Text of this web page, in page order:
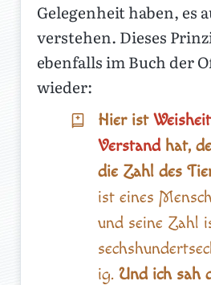
Gelegenheit haben, es
verstehen. Dieses
ebenfalls im Buch der
wieder:
Hier ist
Verstandhat,
die Zahl des
ist eines
und seine Zahl
ig. Und ich sah